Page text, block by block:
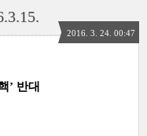
2016. 3. 24. 00:47
’ 반대